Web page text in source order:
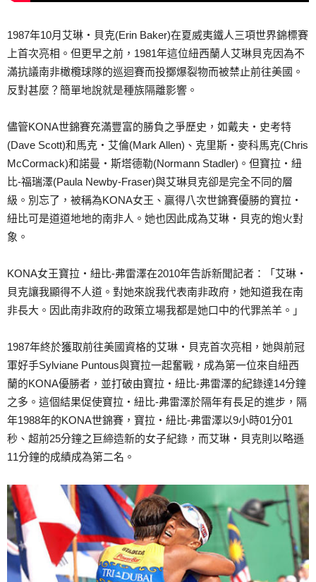
1987年10月艾琳‧貝克(Erin Baker)在夏威夷鐵人三項世界錦標賽
上首次亮相。但更早之前，1981年這位紐西蘭人艾琳貝克因為不
滿抗議南非橄欖球隊的巡迴賽而投擲爆裂物而被禁止前往美國。
反對甚麼？簡單地說就是種族隔離影響。
儘管KONA世錦賽充滿豐富的勝負之爭歷史，如戴夫‧史考特
(Dave Scott)和馬克‧艾倫(Mark Allen)、克里斯‧麥科馬克(Chris
McCormack)和諾曼‧斯塔德勒(Normann Stadler)。但寶拉‧紐
比-福瑞澤(Paula Newby-Fraser)與艾琳貝克卻是完全不同的層
級。別忘了，被稱為KONA女王、贏得八次世錦賽優勝的寶拉‧
紐比可是道道地地的南非人。她也因此成為艾琳‧貝克的炮火對
象。
KONA女王寶拉‧紐比-弗雷澤在2010年告訴新聞記者：「艾琳‧
貝克讓我顯得不人道。對她來說我代表南非政府，她知道我在南
非長大。因此南非政府的政策立場我都是她口中的代罪羔羊。」
1987年終於獲取前往美國資格的艾琳‧貝克首次亮相，她與前冠
軍好手Sylviane Puntous與寶拉一起奮戰，成為第一位來自紐西
蘭的KONA優勝者，並打破由寶拉‧紐比-弗雷澤的紀錄達14分鐘
之多。這個結果促使寶拉‧紐比-弗雷澤於隔年有長足的進步，隔
年1988年的KONA世錦賽，寶拉‧紐比-弗雷澤以9小時01分01
秒、超前25分鐘之巨締造新的女子紀錄，而艾琳‧貝克則以略遜
11分鐘的成績成為第二名。